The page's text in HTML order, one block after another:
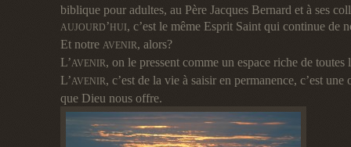
biblique pour adultes, au Père Jacques Bernard et à ses
AUJOURD’ HUI , c’est le même Esprit Saint qui continue de
Et notre AVENIR, alors?
L’AVENIR, on le pressent comme un espace riche de toutes
L’AVENIR, c’est de la vie à saisir en permanence, c’est
que Dieu nous offre.